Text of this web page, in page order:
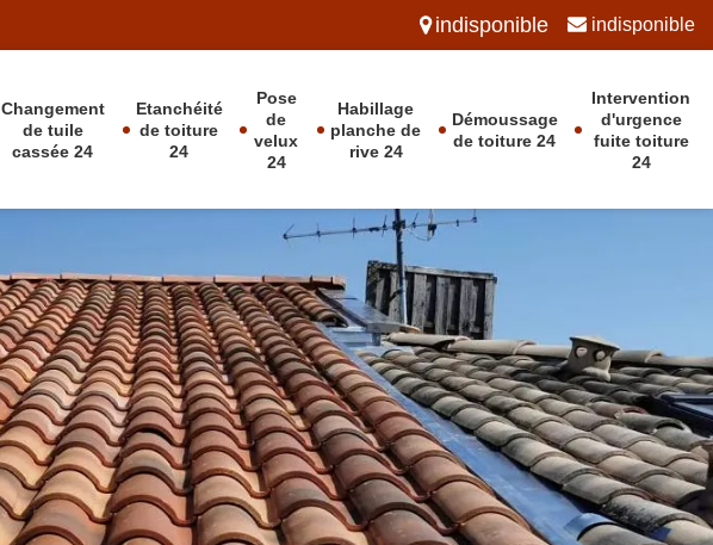
indisponible indisponible
Changement
de tuile
cassée 24
Etanchéité
de toiture
24
Pose
de
velux
24
Habillage
planche de
rive 24
Démoussage
de toiture 24
Intervention
d'urgence
fuite toiture
24